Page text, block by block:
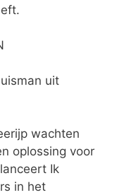
uit
wachten
oplossing voor
Ik
in het